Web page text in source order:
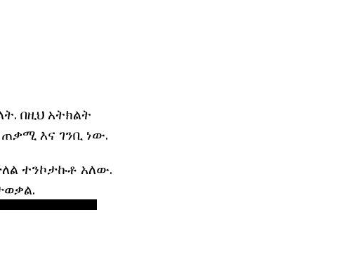
በዚህ አትክልት
እና ገንቢ ነው.
ተንኮታኩቶ አለው.